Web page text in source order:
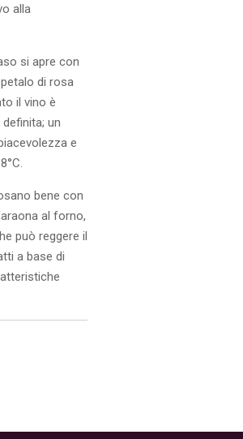
alla
si apre con
di rosa
il vino è
un
e
bene con
al forno,
può reggere il
a base di